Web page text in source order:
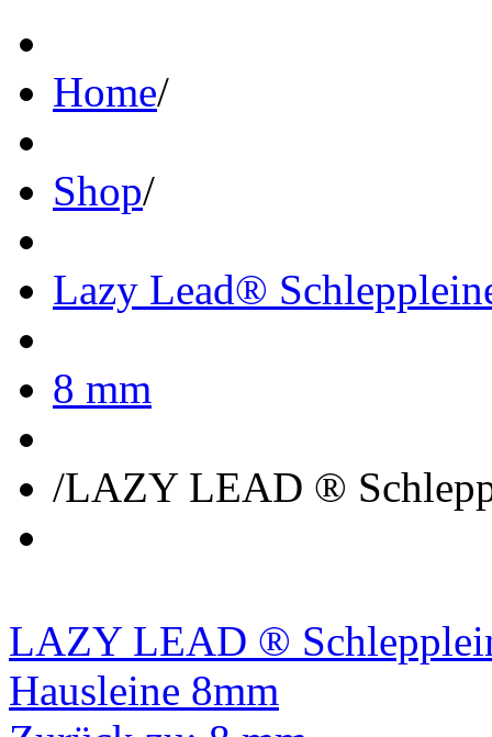
Home/
Shop/
Lazy Lead®
8 mm
/LAZY LEAD ®
LAZY LEAD ®
Hausleine 8mm